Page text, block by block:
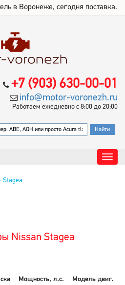
в Воронеже, сегодня поставка.
+7 (903) 630-00-01
info@motor-voronezh.ru
Работаем ежедневно с 8:00 до 20:00
Stagea
Nissan Stagea
Мощность, л.с. Модель двиг.